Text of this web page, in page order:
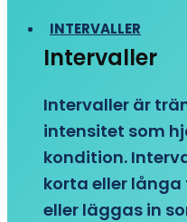
INTERVALLER
Intervaller
Intervaller är
intensitet som
kondition.
korta eller
eller läggas in